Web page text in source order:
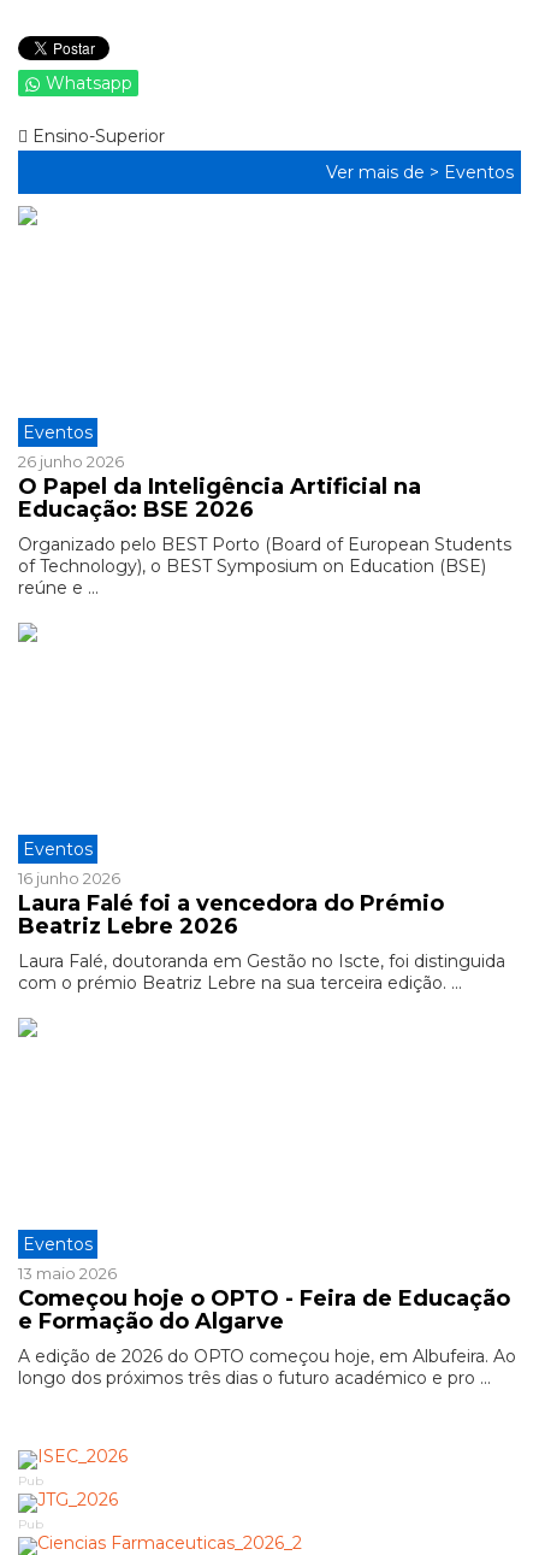
Whatsapp
Ensino-Superior
Ver mais de > Eventos
Eventos
26 junho 2026
O Papel da Inteligência Artificial na
Educação: BSE 2026
Organizado pelo BEST Porto (Board of European Students
of Technology), o BEST Symposium on Education (BSE)
reúne e ...
Eventos
16 junho 2026
Laura Falé foi a vencedora do Prémio
Beatriz Lebre 2026
Laura Falé, doutoranda em Gestão no Iscte, foi distinguida
com o prémio Beatriz Lebre na sua terceira edição. ...
Eventos
13 maio 2026
Começou hoje o OPTO - Feira de Educação
e Formação do Algarve
A edição de 2026 do OPTO começou hoje, em Albufeira. Ao
longo dos próximos três dias o futuro académico e pro ...
Pub
Pub